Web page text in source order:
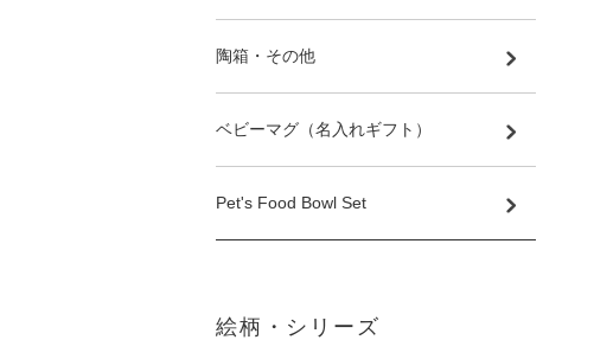
陶箱・その他
ベビーマグ（名入れギフト）
Pet's Food Bowl Set
絵柄・シリーズ